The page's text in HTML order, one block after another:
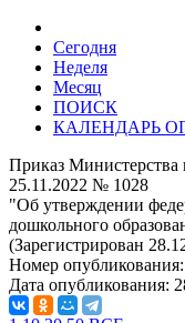
Сегодня
Неделя
Месяц
ПОИСК
КАЛЕНДАРЬ
Приказ Министерства
25.11.2022 № 1028
"Об утверждении
дошкольного
(Зарегистрирован
Номер опубликования:
Дата опубликования: